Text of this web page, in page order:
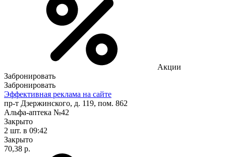
Акции
Забронировать
Забронировать
Эффективная реклама на сайте
пр-т Дзержинского, д. 119, пом. 862
Альфа-аптека №42
Закрыто
2 шт. в 09:42
Закрыто
70,38 р.